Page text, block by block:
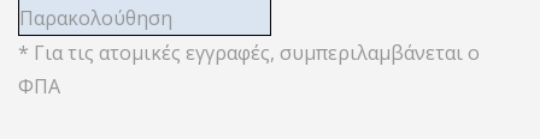
Παρακολούθηση
* Για τις ατομικές εγγραφές, συμπεριλαμβάνεται ο
ΦΠΑ